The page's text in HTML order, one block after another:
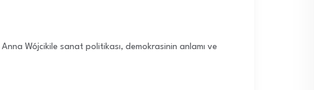
Wójcikile sanat politikası, demokrasinin anlamı ve